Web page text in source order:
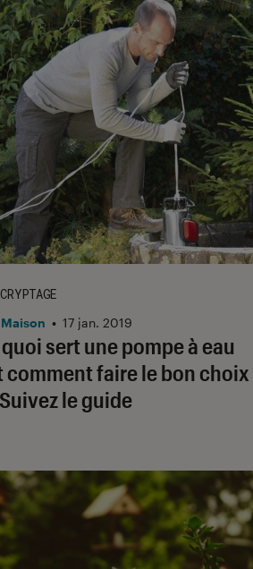
quoi sert une pompe à eau
comment faire le bon choix
le guide
Maison • 17 jan. 2019